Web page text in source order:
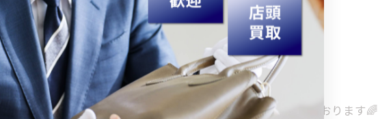
ぞ♬
査定を目指しています。皆様のご来店を心よりお待ちしております🌈